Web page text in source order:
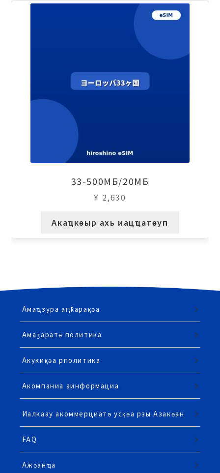
33-500МБ/20МБ
¥ 2,630
Акаҵкәыр ахь иацҵатәуп
Амаҵзура аԥҟарақәа
Амаӡаратә политика
Акукиқәа рполитика
Акомпаниа аинформациа
Иалкаау акоммерциатә усқәа рзы Азакәан
FAQ
Ажәанҵа